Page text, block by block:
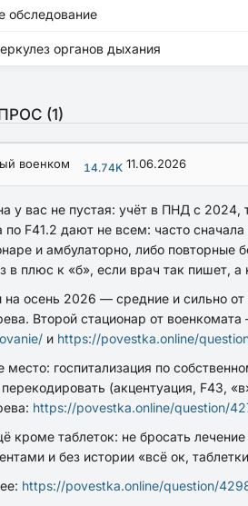
обследование
органов дыхания
(1)
военком 14.74K 11.06.2026
у вас не пустая: учёт в ПНД с
по F41.2 дают не всем: часто сначала
и амбулаторно, либо повторные
в плюс к «б», если врач так пишет, а
осень 2026 — средние и сильно от
Второй стационар от
и https://povestka.online/
место: госпитализация по
перекодировать (акцентуация, F43,
https://povestka.online/question/
кроме таблеток: не бросать
и без истории «всё ок,
https://povestka.online/question/